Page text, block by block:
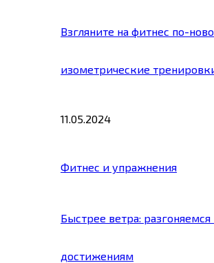
Взгляните на фитнес по-
изометрические
11.05.2024
Фитнес и упражнения
Быстрее ветра:
достижениям